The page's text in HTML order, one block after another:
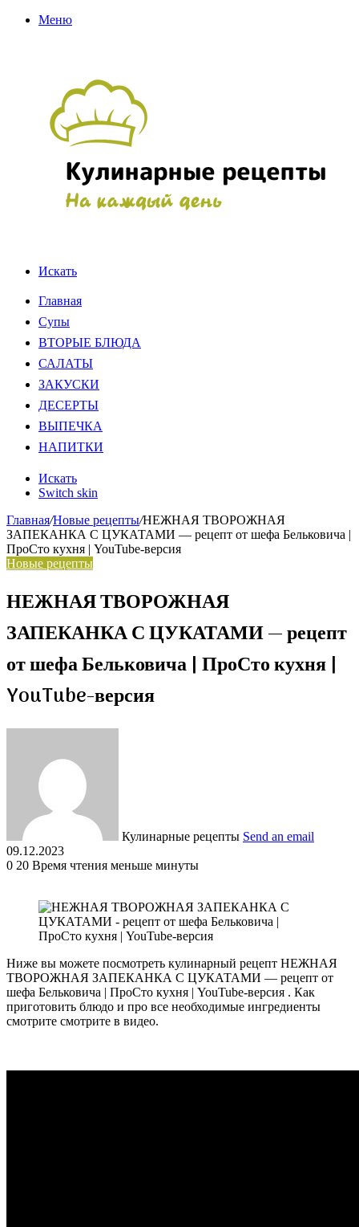
Меню
Искать
Главная
Супы
ВТОРЫЕ БЛЮДА
САЛАТЫ
ЗАКУСКИ
ДЕСЕРТЫ
ВЫПЕЧКА
НАПИТКИ
Искать
Switch skin
Главная/Новые рецепты/НЕЖНАЯ ТВОРОЖНАЯ
ЗАПЕКАНКА С ЦУКАТАМИ — рецепт от шефа Бельковича |
ПроСто кухня | YouTube-версия
Новые рецепты
НЕЖНАЯ ТВОРОЖНАЯ
ЗАПЕКАНКА С ЦУКАТАМИ — рецепт
от шефа Бельковича | ПроСто кухня |
YouTube-версия
Кулинарные рецепты Send an email
09.12.2023
0 20 Время чтения меньше минуты
Ниже вы можете посмотреть кулинарный рецепт НЕЖНАЯ
ТВОРОЖНАЯ ЗАПЕКАНКА С ЦУКАТАМИ — рецепт от
шефа Бельковича | ПроСто кухня | YouTube-версия . Как
приготовить блюдо и про все необходимые ингредиенты
смотрите смотрите в видео.